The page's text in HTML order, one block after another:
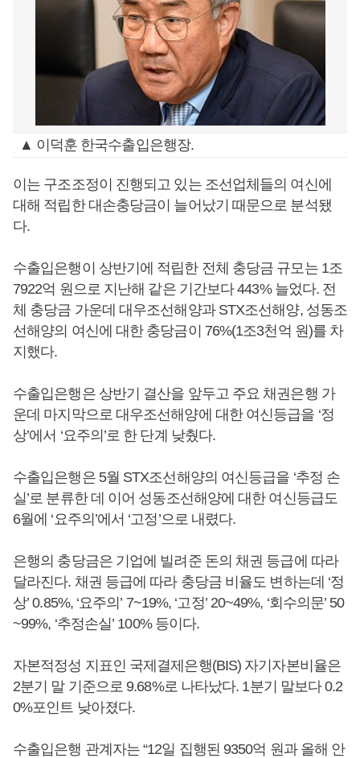
▲ 이덕훈 한국수출입은행장.
이는 구조조정이 진행되고 있는 조선업체들의 여신에
대해 적립한 대손충당금이 늘어났기 때문으로 분석됐
다.
수출입은행이 상반기에 적립한 전체 충당금 규모는 1조
7922억 원으로 지난해 같은 기간보다 443% 늘었다. 전
체 충당금 가운데 대우조선해양과 STX조선해양, 성동조
선해양의 여신에 대한 충당금이 76%(1조3천억 원)를 차
지했다.
수출입은행은 상반기 결산을 앞두고 주요 채권은행 가
운데 마지막으로 대우조선해양에 대한 여신등급을 ‘정
상’에서 ‘요주의’로 한 단계 낮췄다.
수출입은행은 5월 STX조선해양의 여신등급을 ‘추정 손
실’로 분류한 데 이어 성동조선해양에 대한 여신등급도
6월에 ‘요주의’에서 ‘고정’으로 내렸다.
은행의 충당금은 기업에 빌려준 돈의 채권 등급에 따라
달라진다. 채권 등급에 따라 충당금 비율도 변하는데 ‘정
상’ 0.85%, ‘요주의’ 7~19%, ‘고정’ 20~49%, ‘회수의문’ 50
~99%, ‘추정손실’ 100% 등이다.
자본적정성 지표인 국제결제은행(BIS) 자기자본비율은
2분기 말 기준으로 9.68%로 나타났다. 1분기 말보다 0.2
0%포인트 낮아졌다.
수출입은행 관계자는 “12일 집행된 9350억 원과 올해 안